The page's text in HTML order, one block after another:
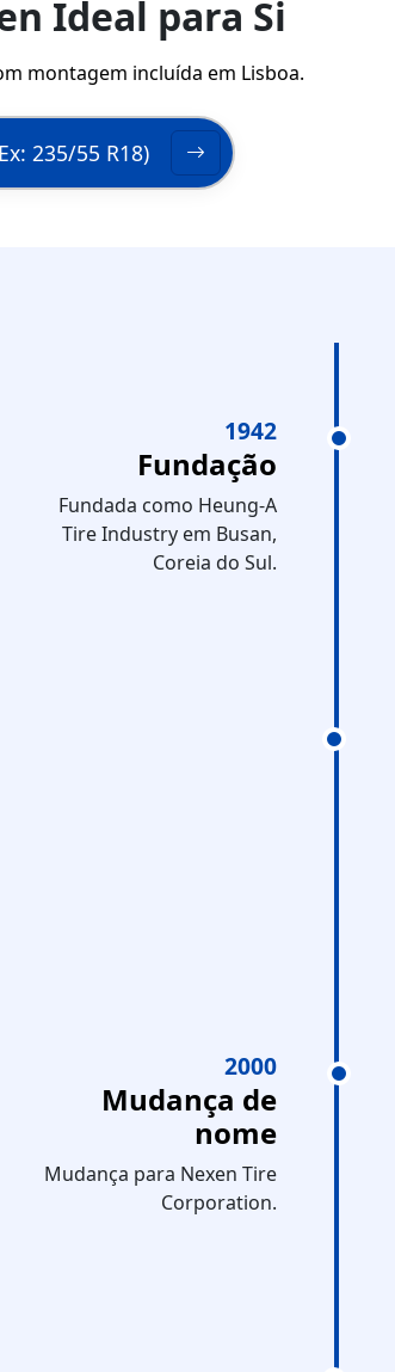
Ideal para Si
montagem incluída em Lisboa.
235/55 R18)
1942
Fundação
Fundada como Heung-A
Tire Industry em Busan,
Coreia do Sul.
2000
Mudança de
nome
Mudança para Nexen Tire
Corporation.